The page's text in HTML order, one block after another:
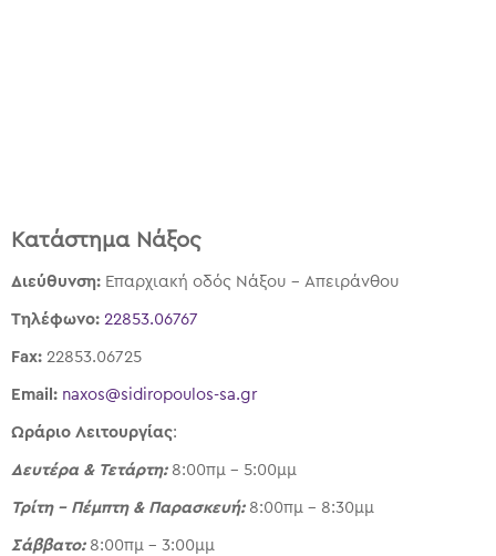
Κατάστημα Νάξος
Διεύθυνση: Επαρχιακή οδός Νάξου – Απειράνθου
Τηλέφωνο: 22853.06767
Fax: 22853.06725
Email: naxos@sidiropoulos-sa.gr
Ωράριο Λειτουργίας:
Δευτέρα & Τετάρτη: 8:00πμ – 5:00μμ
Τρίτη – Πέμπτη & Παρασκευή:8:00πμ – 8:30μμ
Σάββατο: 8:00πμ – 3:00μμ